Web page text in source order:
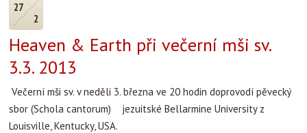
27
2
Heaven & Earth při večerní mši sv.
3.3. 2013
Večerní mši sv. v neděli 3. března ve 20 hodin doprovodí pěvecký
sbor (Schola cantorum) jezuitské Bellarmine University z
Louisville, Kentucky, USA.